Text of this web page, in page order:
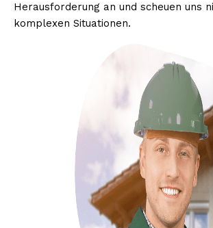
Herausforderung an und scheuen uns
komplexen Situationen.